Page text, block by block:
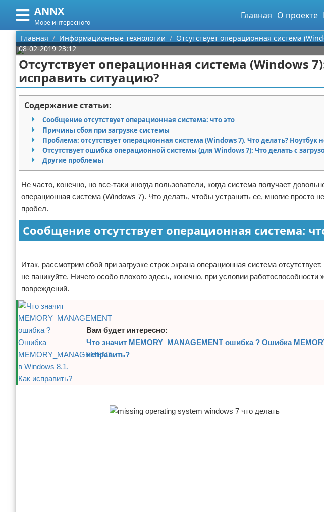
ANNX
Море интересного
Главная О проекте
Меню
Главная
Категории
Информационные технологии
Поиск
О проекте
Контакты
Сотрудничество
Размещение рекламы
Для правообладателей
Отказ от ответственности
Главная Информационные технологии
Отсутствует операционная система
08-02-2019 23:12
Отсутствует операционная система (Windows
исправить ситуацию?
Содержание статьи:
Сообщение отсутствует операционная система: что это
Причины сбоя при загрузке системы
Проблема: отсутствует операционная система (Windows 7). Что делать?
Отсутствует ошибка операционной системы (для Windows 7): Что делать с
Другие проблемы
Не часто, конечно, но все-таки иногда пользователи, когда система получает
операционная система (Windows 7). Что делать, чтобы устранить ее, многие просто
пробел.
Сообщение отсутствует операционная система:
Итак, рассмотрим сбой при загрузке строк экрана операционная система
не паникуйте. Ничего особо плохого здесь, конечно, при условии работоспособности
повреждений.
Вам будет интересно:
Что значит MEMORY_MANAGEMENT ошибка ? Ошибка
исправить?